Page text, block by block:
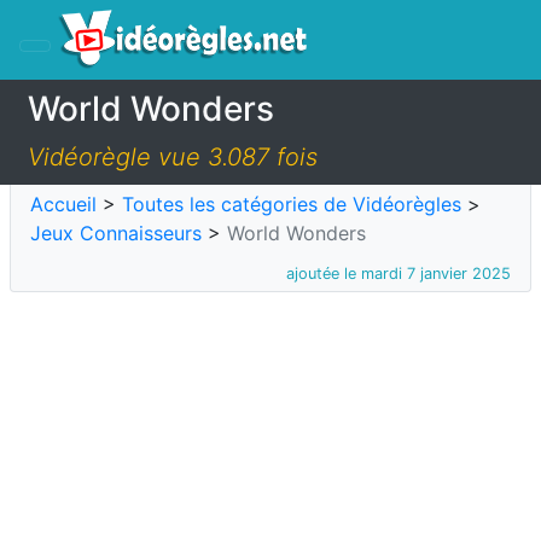
World Wonders
Vidéorègle vue 3.087 fois
Accueil > Toutes les catégories de Vidéorègles >
Jeux Connaisseurs > World Wonders
ajoutée le mardi 7 janvier 2025